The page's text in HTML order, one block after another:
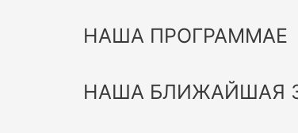
НАША ПРОГРАММАЕ
НАША БЛИЖАЙШАЯ